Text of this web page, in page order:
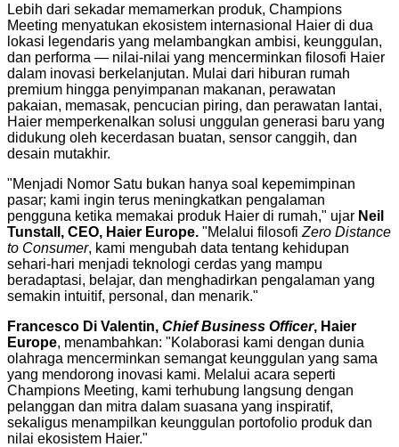
Lebih dari sekadar memamerkan produk, Champions
Meeting menyatukan ekosistem internasional Haier di dua
lokasi legendaris yang melambangkan ambisi, keunggulan,
dan performa — nilai-nilai yang mencerminkan filosofi Haier
dalam inovasi berkelanjutan. Mulai dari hiburan rumah
premium hingga penyimpanan makanan, perawatan
pakaian, memasak, pencucian piring, dan perawatan lantai,
Haier memperkenalkan solusi unggulan generasi baru yang
didukung oleh kecerdasan buatan, sensor canggih, dan
desain mutakhir.
"Menjadi Nomor Satu bukan hanya soal kepemimpinan
pasar; kami ingin terus meningkatkan pengalaman
pengguna ketika memakai produk Haier di rumah," ujar Neil
Tunstall, CEO, Haier Europe. "Melalui filosofi Zero Distance
to Consumer, kami mengubah data tentang kehidupan
sehari-hari menjadi teknologi cerdas yang mampu
beradaptasi, belajar, dan menghadirkan pengalaman yang
semakin intuitif, personal, dan menarik."
Francesco Di Valentin, Chief Business Officer, Haier
Europe, menambahkan: "Kolaborasi kami dengan dunia
olahraga mencerminkan semangat keunggulan yang sama
yang mendorong inovasi kami. Melalui acara seperti
Champions Meeting, kami terhubung langsung dengan
pelanggan dan mitra dalam suasana yang inspiratif,
sekaligus menampilkan keunggulan portofolio produk dan
nilai ekosistem Haier."